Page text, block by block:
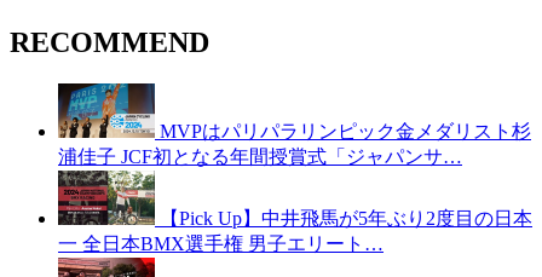
RECOMMEND
MVPはパリパラリンピック金メダリスト杉
浦佳子 JCF初となる年間授賞式「ジャパンサ…
【Pick Up】中井飛馬が5年ぶり2度目の日本
一 全日本BMX選手権 男子エリート…